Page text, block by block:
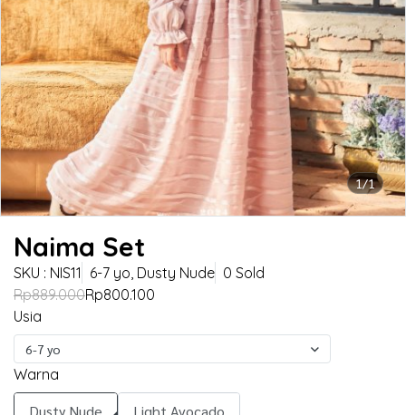
1/1
Naima Set
SKU : NIS11 6-7 yo, Dusty Nude 0 Sold
Rp889.000Rp800.100
Usia
6-7 yo
Warna
Dusty Nude Light Avocado